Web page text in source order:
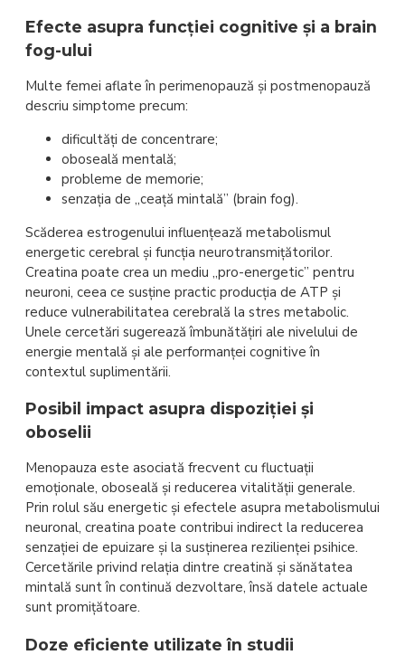
Efecte asupra funcției cognitive și a brain
fog-ului
Multe femei aflate în perimenopauză și postmenopauză
descriu simptome precum:
dificultăți de concentrare;
oboseală mentală;
probleme de memorie;
senzația de „ceață mintală” (brain fog).
Scăderea estrogenului influențează metabolismul
energetic cerebral și funcția neurotransmițătorilor.
Creatina poate crea un mediu „pro-energetic” pentru
neuroni, ceea ce susține practic producția de ATP și
reduce vulnerabilitatea cerebrală la stres metabolic.
Unele cercetări sugerează îmbunătățiri ale nivelului de
energie mentală și ale performanței cognitive în
contextul suplimentării.
Posibil impact asupra dispoziției și
oboselii
Menopauza este asociată frecvent cu fluctuații
emoționale, oboseală și reducerea vitalității generale.
Prin rolul său energetic și efectele asupra metabolismului
neuronal, creatina poate contribui indirect la reducerea
senzației de epuizare și la susținerea rezilienței psihice.
Cercetările privind relația dintre creatină și sănătatea
mintală sunt în continuă dezvoltare, însă datele actuale
sunt promițătoare.
Doze eficiente utilizate în studii